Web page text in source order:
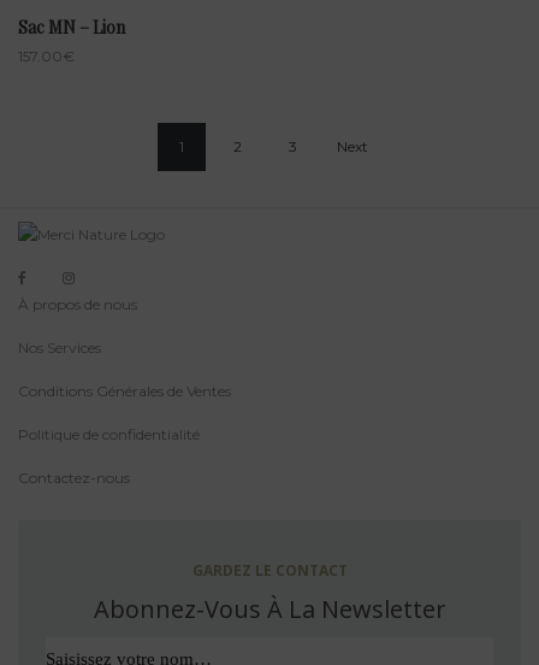
Sac MN – Lion
157.00€
1 2 3 Next
À propos de nous
Nos Services
Conditions Générales de Ventes
Politique de confidentialité
Contactez-nous
GARDEZ LE CONTACT
Abonnez-Vous À La Newsletter